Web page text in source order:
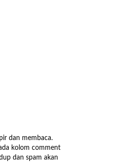
dan membaca.
kolom comment
dan spam akan